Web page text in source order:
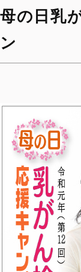
母の日乳
ン